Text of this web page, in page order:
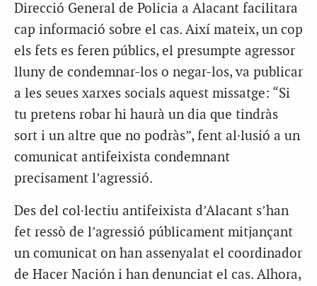
Direcció General de Policia a Alacant facilitara
cap informació sobre el cas. Així mateix, un cop
els fets es feren públics, el presumpte agressor
lluny de condemnar-los o negar-los, va publicar
a les seues xarxes socials aquest missatge: “Si
tu pretens robar hi haurà un dia que tindràs
sort i un altre que no podràs”, fent al·lusió a un
comunicat antifeixista condemnant
precisament l’agressió.
Des del col·lectiu antifeixista d’Alacant s’han
fet ressò de l’agressió públicament mitjançant
un comunicat on han assenyalat el coordinador
de Hacer Nación i han denunciat el cas. Alhora,